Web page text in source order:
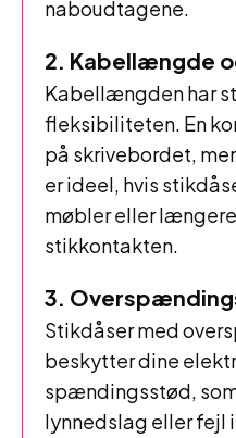
naboudtagene.
2. Kabellængde
Kabellængden har
fleksibiliteten. En
på skrivebordet,
er ideel, hvis
møbler eller
stikkontakten.
3.
Stikdåser med
beskytter dine
spændingsstød,
lynnedslag eller fejl